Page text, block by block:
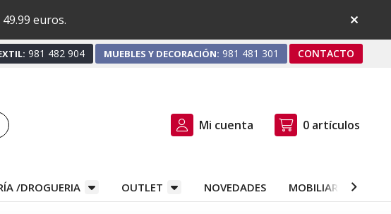
euros.
981 482 904 MUEBLES Y DECORACIÓN: 981 481 301 CONTACTO
Mi cuenta 0 artículos
/DROGUERIA OUTLET NOVEDADES MOBILIARIO Y